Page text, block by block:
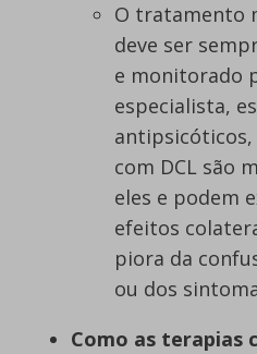
O tratamento
deve ser
e monitorado
especialista,
com DCL são
eles e podem
efeitos
piora da
ou dos
Como as terapias